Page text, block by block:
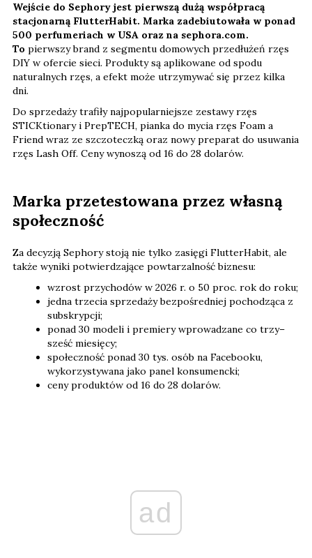
Wejście do Sephory jest pierwszą dużą współpracą
stacjonarną FlutterHabit. Marka zadebiutowała w ponad
500 perfumeriach w USA oraz na sephora.com.
To pierwszy brand z segmentu domowych przedłużeń rzęs
DIY w ofercie sieci. Produkty są aplikowane od spodu
naturalnych rzęs, a efekt może utrzymywać się przez kilka
dni.
Do sprzedaży trafiły najpopularniejsze zestawy rzęs
STICKtionary i PrepTECH, pianka do mycia rzęs Foam a
Friend wraz ze szczoteczką oraz nowy preparat do usuwania
rzęs Lash Off. Ceny wynoszą od 16 do 28 dolarów.
Marka przetestowana przez własną
społeczność
Za decyzją Sephory stoją nie tylko zasięgi FlutterHabit, ale
także wyniki potwierdzające powtarzalność biznesu:
wzrost przychodów w 2026 r. o 50 proc. rok do roku;
jedna trzecia sprzedaży bezpośredniej pochodząca z
subskrypcji;
ponad 30 modeli i premiery wprowadzane co trzy–
sześć miesięcy;
społeczność ponad 30 tys. osób na Facebooku,
wykorzystywana jako panel konsumencki;
ceny produktów od 16 do 28 dolarów.
ad